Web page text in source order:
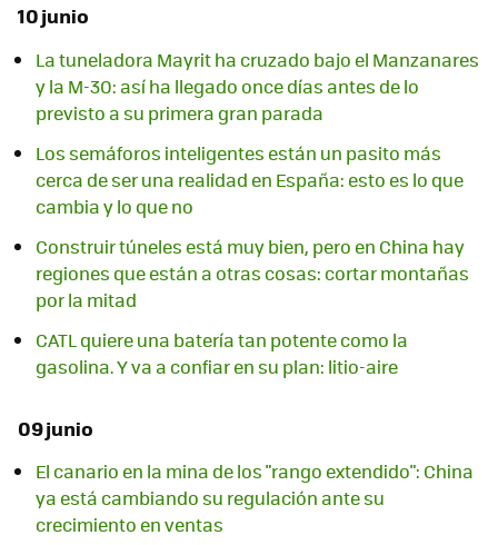
10 junio
La tuneladora Mayrit ha cruzado bajo el Manzanares
y la M-30: así ha llegado once días antes de lo
previsto a su primera gran parada
Los semáforos inteligentes están un pasito más
cerca de ser una realidad en España: esto es lo que
cambia y lo que no
Construir túneles está muy bien, pero en China hay
regiones que están a otras cosas: cortar montañas
por la mitad
CATL quiere una batería tan potente como la
gasolina. Y va a confiar en su plan: litio-aire
09 junio
El canario en la mina de los "rango extendido": China
ya está cambiando su regulación ante su
crecimiento en ventas